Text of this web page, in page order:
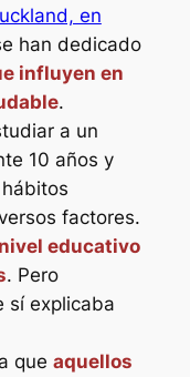
en
han dedicado
influyen en
.
a un
10 años y
factores.
educativo
. Pero
sí explicaba
que aquellos